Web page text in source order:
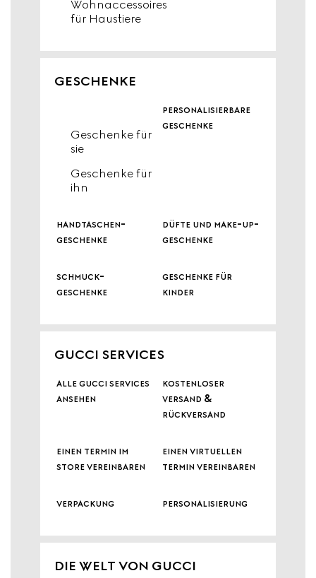
Wohnaccessoires
für Haustiere
GESCHENKE
Geschenke für
sie
Geschenke für
ihn
personalisierbare
geschenke
handtaschen-
geschenke
düfte und make-up-
geschenke
schmuck-
geschenke
geschenke für
kinder
GUCCI SERVICES
alle gucci services
ansehen
kostenloser
versand &
rückversand
einen termin im
store vereinbaren
einen virtuellen
termin vereinbaren
verpackung personalisierung
DIE WELT VON GUCCI